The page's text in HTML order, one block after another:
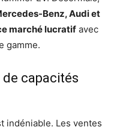
Benz, Audi et
marché lucratif avec
gamme.
capacités
indéniable. Les ventes